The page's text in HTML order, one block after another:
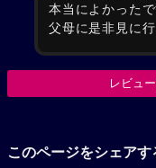
本当によかったで
父母に是非見に
レビュ
このページをシェアす